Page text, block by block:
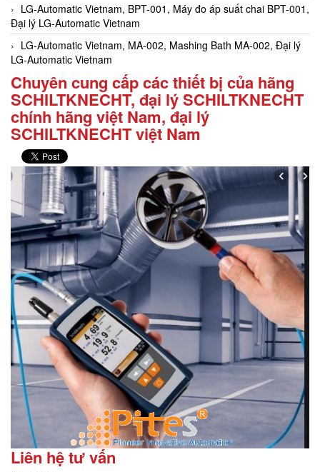
LG-Automatic Vietnam, BPT-001, Máy đo áp suất chai BPT-001,
Đại lý LG-Automatic Vietnam
LG-Automatic Vietnam, MA-002, Mashing Bath MA-002, Đại lý
LG-Automatic Vietnam
Chuyên cung cấp các thiết bị của hãng
SCHILTKNECHT, đại lý SCHILTKNECHT
chính hãng việt Nam, đại lý
SCHILTKNECHT việt Nam
Liên hệ tư vấn